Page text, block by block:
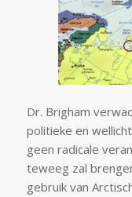
Dr. Brigham
politieke en
geen radicale
teweeg zal
gebruik van